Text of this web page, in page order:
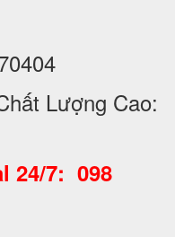
Lượng Cao:
24/7: 098